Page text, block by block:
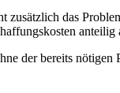
zusätzlich das
anteilig
der bereits nötigen